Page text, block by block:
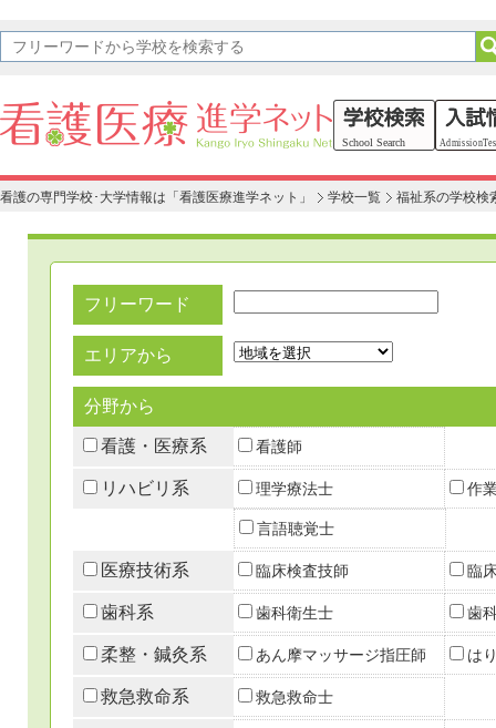
看護の専門学校･大学情報は「看護医療進学ネット」 学校一覧 福祉系の学校検
フリーワード
エリアから
分野から
看護・医療系 看護師
リハビリ系 理学療法士 作
言語聴覚士
医療技術系 臨床検査技師 臨
歯科系 歯科衛生士 歯
柔整・鍼灸系 あん摩マッサージ指圧師 は
救急救命系 救急救命士